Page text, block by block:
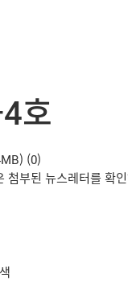
호
(0)
부된 뉴스레터를 확